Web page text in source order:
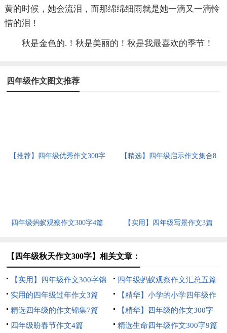
黄的时候，她会流泪，而那绵绵细雨就是她一滴又一滴怜
惜的泪！
秋是金色的.！秋是美丽的！秋是我最喜欢的季节！
四年级作文图文推荐
【推荐】四年级优秀作文300字
【精选】四年级启示作文集合8
四年级蚂蚁观察作文300字4篇 【实用】四年级写景作文3篇
【四年级秋天作文300字】相关文章：
【实用】四年级作文300字锦
集5篇
四年级蚂蚁观察作文汇总五篇
实用的四年级过年作文3篇
【精华】小学的小学四年级作
文1200字集锦7篇
精选四年级的作文锦集7篇
【精华】四年级的作文300字
合集九篇
四年级盼春节作文4篇 精选生命四年级作文300字9篇